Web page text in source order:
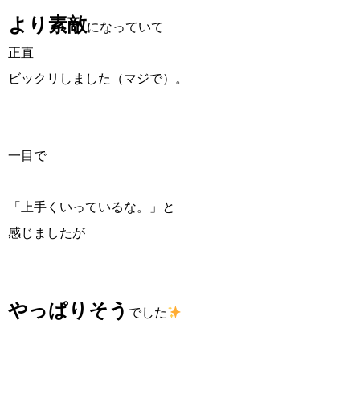
より素敵になっていて
正直
ビックリしました（マジで）。
一目で
「上手くいっているな。」と
感じましたが
やっぱりそう でした